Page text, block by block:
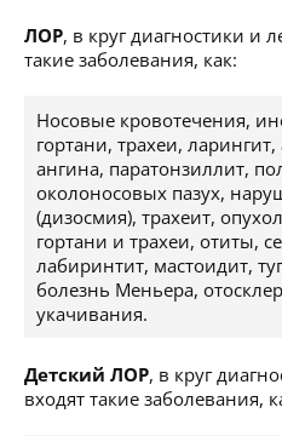
ЛОР, в круг диагностики и
такие заболевания, как:
Носовые кровотечения,
гортани, трахеи,
ангина, паратонзиллит,
околоносовых пазух,
(дизосмия), трахеит,
гортани и трахеи, отиты,
лабиринтит, мастоидит,
болезнь Меньера,
укачивания.
Детский ЛОР, в круг
входят такие заболевания,